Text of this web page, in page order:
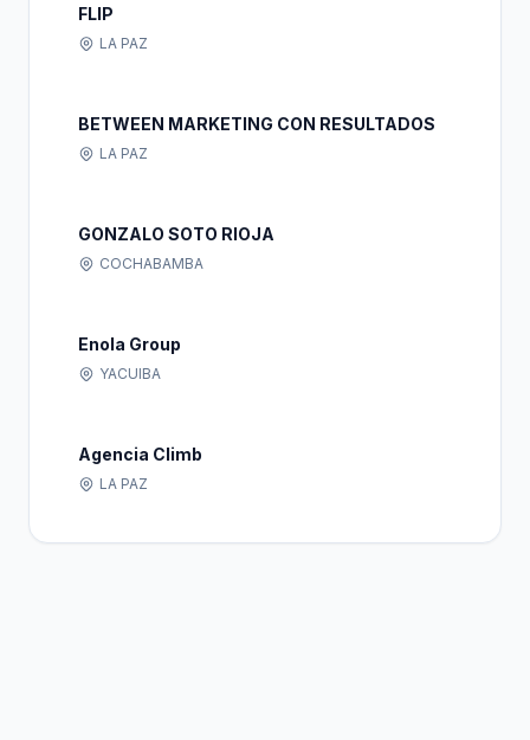
FLIP
LA PAZ
BETWEEN MARKETING CON RESULTADOS
LA PAZ
GONZALO SOTO RIOJA
COCHABAMBA
Enola Group
YACUIBA
Agencia Climb
LA PAZ